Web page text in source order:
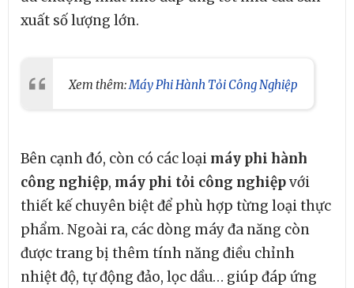
xuất số lượng lớn.
Xem thêm:Máy Phi Hành Tỏi Công Nghiệp
Bên cạnh đó, còn có các loại máy phi hành
công nghiệp, máy phi tỏi công nghiệpvới
thiết kế chuyên biệt để phù hợp từng loại thực
phẩm. Ngoài ra, các dòng máy đa năng còn
được trang bị thêm tính năng điều chỉnh
nhiệt độ, tự động đảo, lọc dầu… giúp đáp ứng